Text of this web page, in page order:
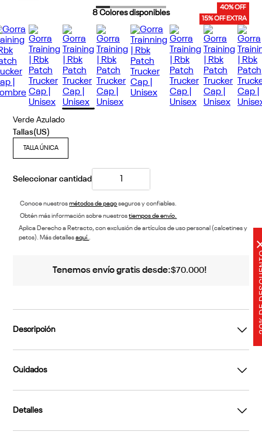
20%
40% OFF
15% OFF EXTRA
8 Colores disponibles
Verde Azulado
TALLA ÚNICA
Conoce nuestrosmétodos de pagoseguros y confiables.
Obtén más información sobre nuestrostiempos de envío.
Aplica Derecho a Retracto, con exclusión de artículos de uso personal (calcetines y
petos). Más detallesaquí..
Tenemos envío gratis desde:$70.000!
Descripción
Cuidados
Detalles